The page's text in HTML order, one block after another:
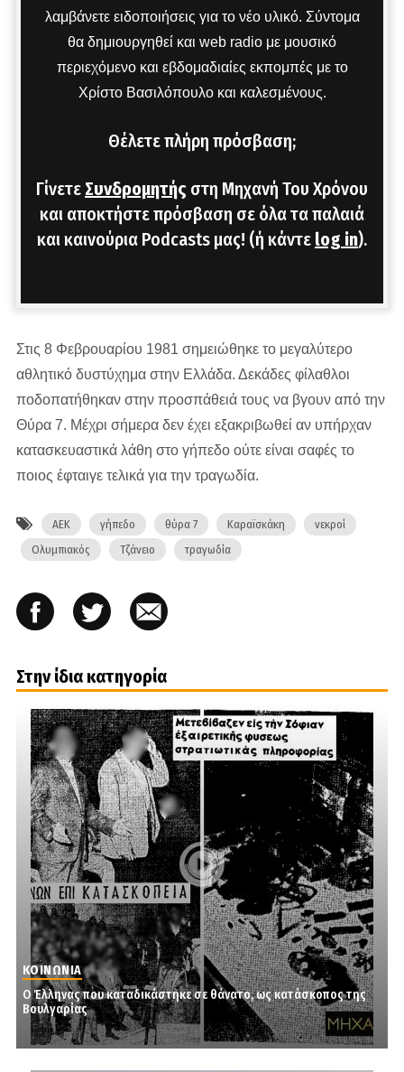
λαμβάνετε ειδοποιήσεις για το νέο υλικό. Σύντομα
θα δημιουργηθεί και web radio με μουσικό
περιεχόμενο και εβδομαδιαίες εκπομπές με το
Χρίστο Βασιλόπουλο και καλεσμένους.
Θέλετε πλήρη πρόσβαση;
Γίνετε Συνδρομητής στη Μηχανή Του Χρόνου
και αποκτήστε πρόσβαση σε όλα τα παλαιά
και καινούρια Podcasts μας! (ή κάντε log in).
Στις 8 Φεβρουαρίου 1981 σημειώθηκε το μεγαλύτερο
αθλητικό δυστύχημα στην Ελλάδα. Δεκάδες φίλαθλοι
ποδοπατήθηκαν στην προσπάθειά τους να βγουν από την
Θύρα 7. Μέχρι σήμερα δεν έχει εξακριβωθεί αν υπήρχαν
κατασκευαστικά λάθη στο γήπεδο ούτε είναι σαφές το
ποιος έφταιγε τελικά για την τραγωδία.
ΑΕΚ γήπεδο θύρα 7 Καραϊσκάκη
νεκροί
Ολυμπιακός
Τζάνειο τραγωδία
Στην ίδια κατηγορία
ΚΟΙΝΩΝΙΑ
Ο Έλληνας που καταδικάστηκε σε θάνατο, ως κατάσκοπος της
Βουλγαρίας